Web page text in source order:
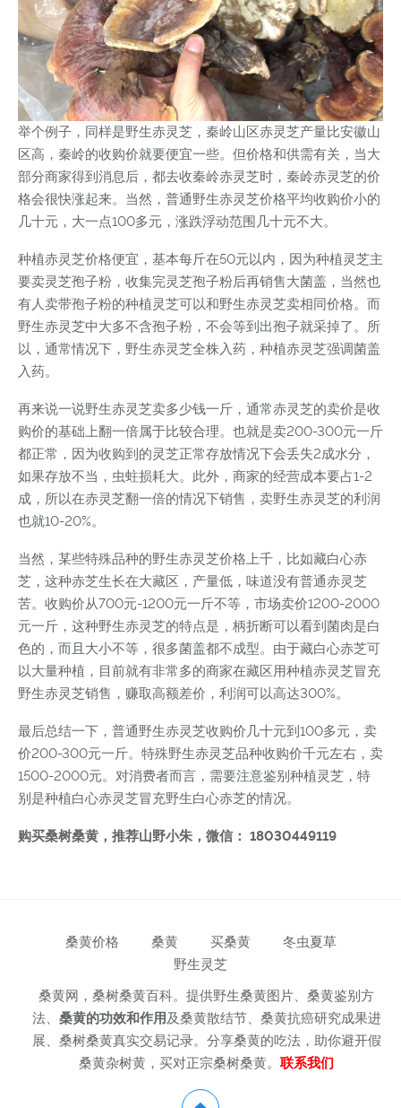
举个例子，同样是野生赤灵芝，秦岭山区赤灵芝产量比安徽山
区高，秦岭的收购价就要便宜一些。但价格和供需有关，当大
部分商家得到消息后，都去收秦岭赤灵芝时，秦岭赤灵芝的价
格会很快涨起来。当然，普通野生赤灵芝价格平均收购价小的
几十元，大一点100多元，涨跌浮动范围几十元不大。
种植赤灵芝价格便宜，基本每斤在50元以内，因为种植灵芝主
要卖灵芝孢子粉，收集完灵芝孢子粉后再销售大菌盖，当然也
有人卖带孢子粉的种植灵芝可以和野生赤灵芝卖相同价格。而
野生赤灵芝中大多不含孢子粉，不会等到出孢子就采掉了。所
以，通常情况下，野生赤灵芝全株入药，种植赤灵芝强调菌盖
入药。
再来说一说野生赤灵芝卖多少钱一斤，通常赤灵芝的卖价是收
购价的基础上翻一倍属于比较合理。也就是卖200-300元一斤
都正常，因为收购到的灵芝正常存放情况下会丢失2成水分，
如果存放不当，虫蛀损耗大。此外，商家的经营成本要占1-2
成，所以在赤灵芝翻一倍的情况下销售，卖野生赤灵芝的利润
也就10-20%。
当然，某些特殊品种的野生赤灵芝价格上千，比如藏白心赤
芝，这种赤芝生长在大藏区，产量低，味道没有普通赤灵芝
苦。收购价从700元-1200元一斤不等，市场卖价1200-2000
元一斤，这种野生赤灵芝的特点是，柄折断可以看到菌肉是白
色的，而且大小不等，很多菌盖都不成型。由于藏白心赤芝可
以大量种植，目前就有非常多的商家在藏区用种植赤灵芝冒充
野生赤灵芝销售，赚取高额差价，利润可以高达300%。
最后总结一下，普通野生赤灵芝收购价几十元到100多元，卖
价200-300元一斤。特殊野生赤灵芝品种收购价千元左右，卖
1500-2000元。对消费者而言，需要注意鉴别种植灵芝，特
别是种植白心赤灵芝冒充野生白心赤芝的情况。
购买桑树桑黄，推荐山野小朱，微信： 18030449119
桑黄价格 桑黄 买桑黄
冬虫夏草
野生灵芝
桑黄网，桑树桑黄百科。提供野生桑黄图片、桑黄鉴别方
法、 桑黄的功效和作用及桑黄散结节、桑黄抗癌研究成果进
展、桑树桑黄真实交易记录。分享桑黄的吃法，助你避开假
桑黄杂树黄，买对正宗桑树桑黄。 联系我们